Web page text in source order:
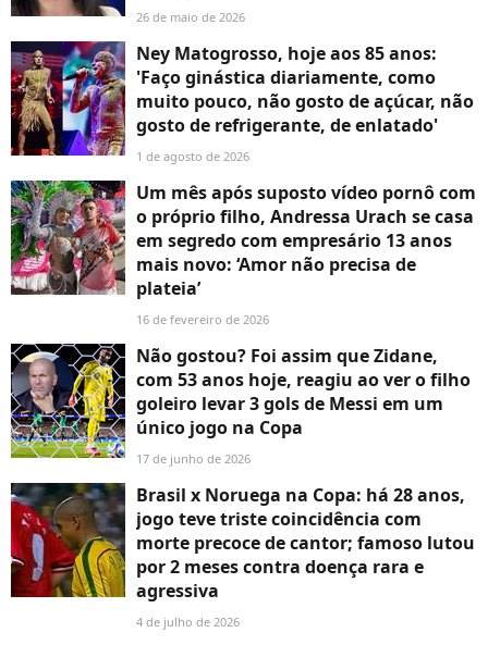
26 de maio de 2026
Ney Matogrosso, hoje aos 85 anos:
'Faço ginástica diariamente, como
muito pouco, não gosto de açúcar, não
gosto de refrigerante, de enlatado'
1 de agosto de 2026
Um mês após suposto vídeo pornô com
o próprio filho, Andressa Urach se casa
em segredo com empresário 13 anos
mais novo: ‘Amor não precisa de
plateia’
16 de fevereiro de 2026
Não gostou? Foi assim que Zidane,
com 53 anos hoje, reagiu ao ver o filho
goleiro levar 3 gols de Messi em um
único jogo na Copa
17 de junho de 2026
Brasil x Noruega na Copa: há 28 anos,
jogo teve triste coincidência com
morte precoce de cantor; famoso lutou
por 2 meses contra doença rara e
agressiva
4 de julho de 2026